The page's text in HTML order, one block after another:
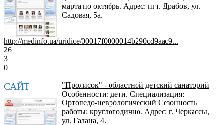
марта по октябрь. Адрес: пгт. Драбов, ул.
Садовая, 5а.
http://medinfo.ua/uridice/00017f0000014b290cd9aac9...
26
3
0
+
САЙТ
"Пролисок" - областной детский санаторий
Особенности: дети. Специализация:
Ортопедо-неврологический Сезонность
работы: круглогодично. Адрес: г. Черкассы,
ул. Галана, 4.